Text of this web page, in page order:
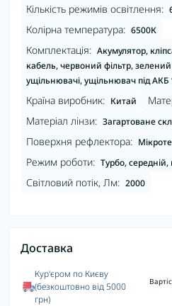
Кількість режимів освітлення:
Колірна температура: 6500К
Комплектація: Акумулятор,
кабель, червоний фільтр, зелений
ущільнювачі, ущільнювач під АКБ
Країна виробник: Китай
Матеріал лінзи: Загартоване
Поверхня рефлектора:
Режим роботи: Турбо,
Світловий потік, Лм: 2000
Доставка
Кур'єром по Києву
(безкоштовно від 5000
грн)